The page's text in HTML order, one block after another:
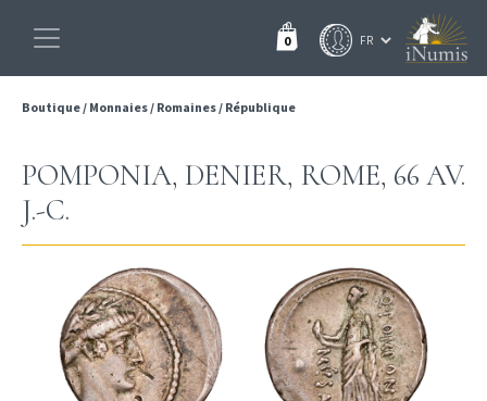
0
Boutique/ Monnaies/ Romaines/ République
POMPONIA, DENIER, ROME, 66 AV.
J.-C.